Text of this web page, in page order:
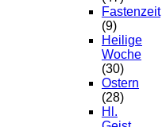
Fastenzeit
(9)
Heilige
Woche
(30)
Ostern
(28)
Hl.